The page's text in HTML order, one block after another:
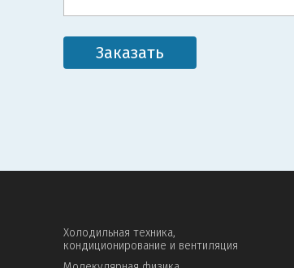
Заказать
Холодильная техника,
кондиционирование и вентиляция